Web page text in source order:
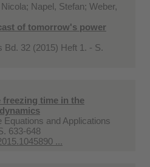
Napel, Stefan; Weber,
of tomorrow's power
Bd. 32 (2015) Heft 1. - S.
time in the
Equations and Applications
633-648
...